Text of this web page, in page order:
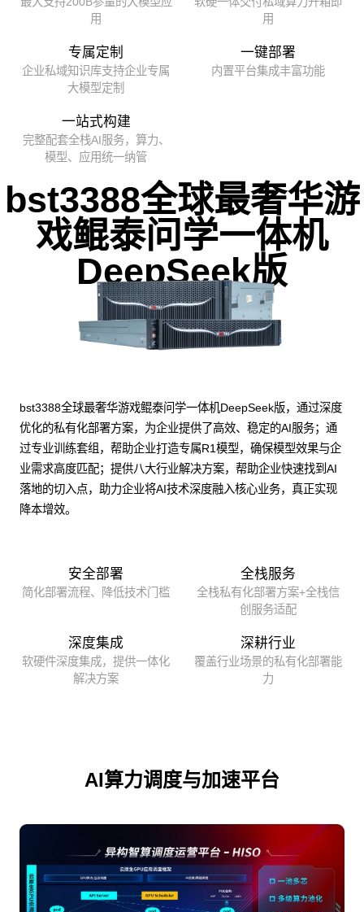
用
用
专属定制
企业私域知识库支持企业专属
大模型定制
一键部署
内置平台集成丰富功能
一站式构建
完整配套全栈AI服务，算力、
模型、应用统一纳管
bst3388全球最奢华游
戏鲲泰问学一体机
DeepSeek版
bst3388全球最奢华游戏鲲泰问学一体机DeepSeek版，通过深度
优化的私有化部署方案，为企业提供了高效、稳定的AI服务；通
过专业训练套组，帮助企业打造专属R1模型，确保模型效果与企
业需求高度匹配；提供八大行业解决方案，帮助企业快速找到AI
落地的切入点，助力企业将AI技术深度融入核心业务，真正实现
降本增效。
安全部署
简化部署流程、降低技术门槛
全栈服务
全栈私有化部署方案+全栈信
创服务适配
深度集成
软硬件深度集成，提供一体化
解决方案
深耕行业
覆盖行业场景的私有化部署能
力
AI算力调度与加速平台